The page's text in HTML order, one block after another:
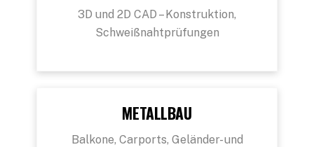
3D und 2D CAD – Konstruktion,
Schweißnahtprüfungen
METALLBAU
Balkone, Carports, Geländer- und